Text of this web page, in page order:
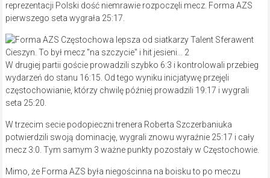
reprezentacji Polski dość niemrawie rozpoczęli mecz. Forma AZS
pierwszego seta wygrała 25:17.
W drugiej partii goście prowadzili szybko 6:3 i kontrolowali przebieg
wydarzeń do stanu 16:15. Od tego wyniku inicjatywę przejęli
częstochowianie, którzy chwilę później prowadzili 19:17 i wygrali
seta 25:20.
W trzecim secie podopieczni trenera Roberta Szczerbaniuka
potwierdzili swoją dominację, wygrali znowu wyraźnie 25:17 i cały
mecz 3:0. Tym samym 3 ważne punkty pozostały w Częstochowie.
Mimo, że Forma AZS była niegościnna na boisku to po meczu